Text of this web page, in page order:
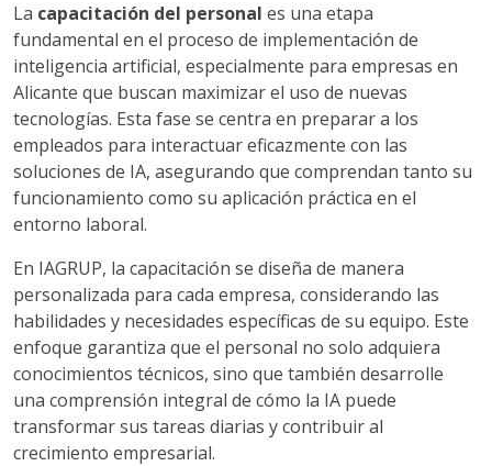
La capacitación del personal es una etapa
fundamental en el proceso de implementación de
inteligencia artificial, especialmente para empresas en
Alicante que buscan maximizar el uso de nuevas
tecnologías. Esta fase se centra en preparar a los
empleados para interactuar eficazmente con las
soluciones de IA, asegurando que comprendan tanto su
funcionamiento como su aplicación práctica en el
entorno laboral.
En IAGRUP, la capacitación se diseña de manera
personalizada para cada empresa, considerando las
habilidades y necesidades específicas de su equipo. Este
enfoque garantiza que el personal no solo adquiera
conocimientos técnicos, sino que también desarrolle
una comprensión integral de cómo la IA puede
transformar sus tareas diarias y contribuir al
crecimiento empresarial.